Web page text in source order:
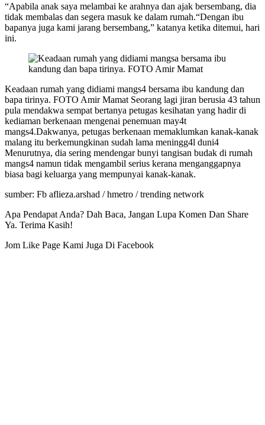
“Apabila anak saya melambai ke arahnya dan ajak bersembang, dia
tidak membalas dan segera masuk ke dalam rumah.“Dengan ibu
bapanya juga kami jarang bersembang,” katanya ketika ditemui, hari
ini.
Keadaan rumah yang didiami mangs4 bersama ibu kandung dan
bapa tirinya. FOTO Amir Mamat Seorang lagi jiran berusia 43 tahun
pula mendakwa sempat bertanya petugas kesihatan yang hadir di
kediaman berkenaan mengenai penemuan may4t
mangs4.Dakwanya, petugas berkenaan memaklumkan kanak-kanak
malang itu berkemungkinan sudah lama meningg4l duni4
Menurutnya, dia sering mendengar bunyi tangisan budak di rumah
mangs4 namun tidak mengambil serius kerana menganggapnya
biasa bagi keluarga yang mempunyai kanak-kanak.
sumber: Fb aflieza.arshad / hmetro / trending network
Apa Pendapat Anda? Dah Baca, Jangan Lupa Komen Dan Share
Ya. Terima Kasih!
Jom Like Page Kami Juga Di Facebook